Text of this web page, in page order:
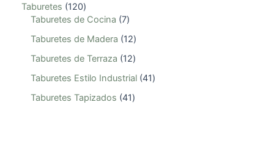
Taburetes
120
Taburetes de Cocina 7
Taburetes de Madera
12
Taburetes de Terraza
12
Taburetes Estilo Industrial 41
Taburetes Tapizados 41